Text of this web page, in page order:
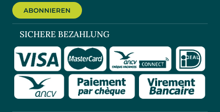
ABONNIEREN
SICHERE BEZAHLUNG